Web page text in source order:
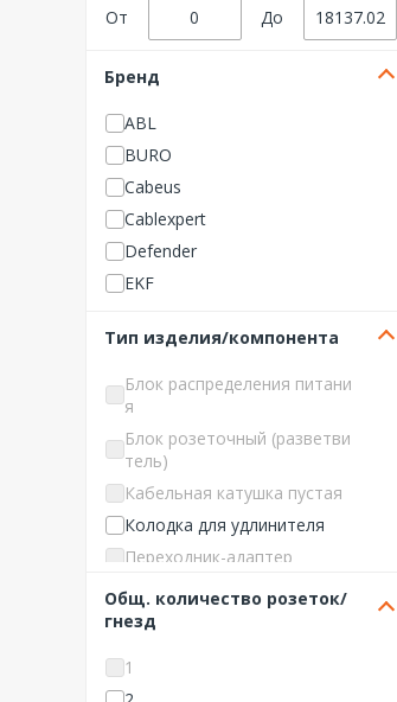
От До
Бренд
ABL
BURO
Cabeus
Cablexpert
Defender
EKF
ExeGate
Far
Gigant
GLANZEN
Hyperline
IEK (ИЭК)
ITK
Lubeworks
Makel
Navigator
Тип изделия/компонента
Блок распределения питани
я
Блок розеточный (разветви
тель)
Кабельная катушка пустая
Колодка для удлинителя
Переходник-адаптер
Розетка для кабельной кату
шки
Удлинитель
Общ. количество розеток/
гнезд
1